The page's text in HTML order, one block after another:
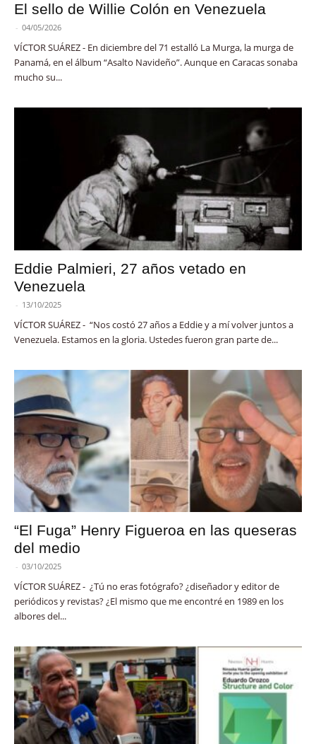
El sello de Willie Colón en Venezuela
- 04/05/2026
VÍCTOR SUÁREZ - En diciembre del 71 estalló La Murga, la murga de
Panamá, en el álbum “Asalto Navideño”. Aunque en Caracas sonaba
mucho su...
Eddie Palmieri, 27 años vetado en
Venezuela
- 13/10/2025
VÍCTOR SUÁREZ - “Nos costó 27 años a Eddie y a mí volver juntos a
Venezuela. Estamos en la gloria. Ustedes fueron gran parte de...
“El Fuga” Henry Figueroa en las queseras
del medio
- 03/10/2025
VÍCTOR SUÁREZ - ¿Tú no eras fotógrafo? ¿diseñador y editor de
periódicos y revistas? ¿El mismo que me encontré en 1989 en los
albores del...